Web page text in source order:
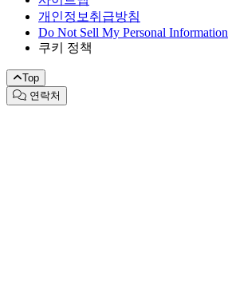
개인정보취급방침
Do Not Sell My Personal Information
쿠키 정책
Top
연락처